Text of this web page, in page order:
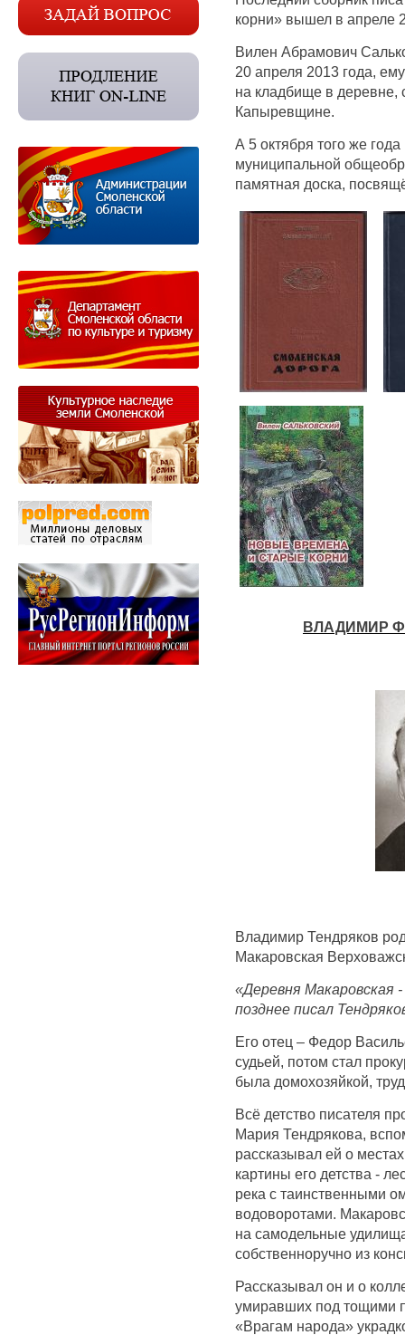
корни» вышел в апреле
Вилен Абрамович
20 апреля 2013 года,
на кладбище в деревне,
Капыревщине.
А 5 октября того же
муниципальной
памятная доска,
ВЛАДИМИР
Владимир Тендряков
Макаровская
«Деревня Макаровская
позднее писал
Его отец – Федор
судьей, потом стал
была домохозяйкой,
Всё детство писателя
Мария Тендрякова,
рассказывал ей о
картины его детства -
река с таинственными
водоворотами.
на самодельные
собственноручно из
Рассказывал он и о
умиравших под тощими
«Врагам народа»